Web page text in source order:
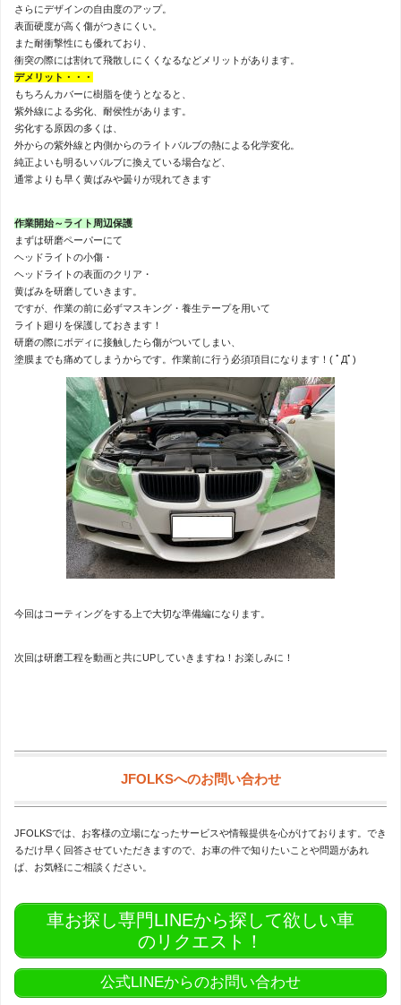
さらにデザインの自由度のアップ。
表面硬度が高く傷がつきにくい。
また耐衝撃性にも優れており、
衝突の際には割れて飛散しにくくなるなどメリットがあります。
デメリット・・・
もちろんカバーに樹脂を使うとなると、
紫外線による劣化、耐侯性があります。
劣化する原因の多くは、
外からの紫外線と内側からのライトバルブの熱による化学変化。
純正よいも明るいバルブに換えている場合など、
通常よりも早く黄ばみや曇りが現れてきます
作業開始～ライト周辺保護
まずは研磨ペーパーにて
ヘッドライトの小傷・
ヘッドライトの表面のクリア・
黄ばみを研磨していきます。
ですが、作業の前に必ずマスキング・養生テープを用いて
ライト廻りを保護しておきます！
研磨の際にボディに接触したら傷がついてしまい、
塗膜までも痛めてしまうからです。作業前に行う必須項目になります！( ﾟДﾟ)
今回はコーティングをする上で大切な準備編になります。
次回は研磨工程を動画と共にUPしていきますね！お楽しみに！
JFOLKSへのお問い合わせ
JFOLKSでは、お客様の立場になったサービスや情報提供を心がけております。でき
るだけ早く回答させていただきますので、お車の件で知りたいことや問題があれ
ば、お気軽にご相談ください。
車お探し専門LINEから探して欲しい車
のリクエスト！
公式LINEからのお問い合わせ